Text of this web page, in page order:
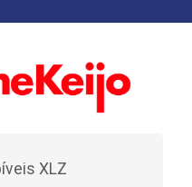
XLZ